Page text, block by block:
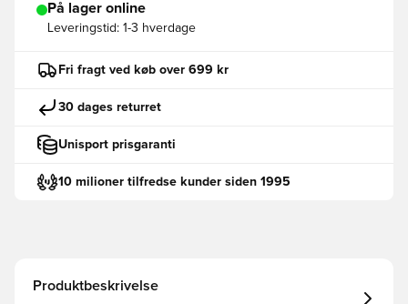
På lager online
Leveringstid: 1-3 hverdage
Fri fragt ved køb over 699 kr
30 dages returret
Unisport prisgaranti
10 milioner tilfredse kunder siden 1995
Produktbeskrivelse